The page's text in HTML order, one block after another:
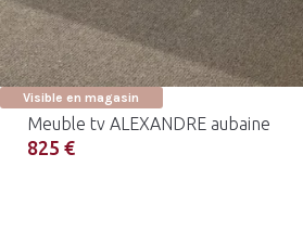
Visible en magasin
Meuble tv ALEXANDRE aubaine
825 €